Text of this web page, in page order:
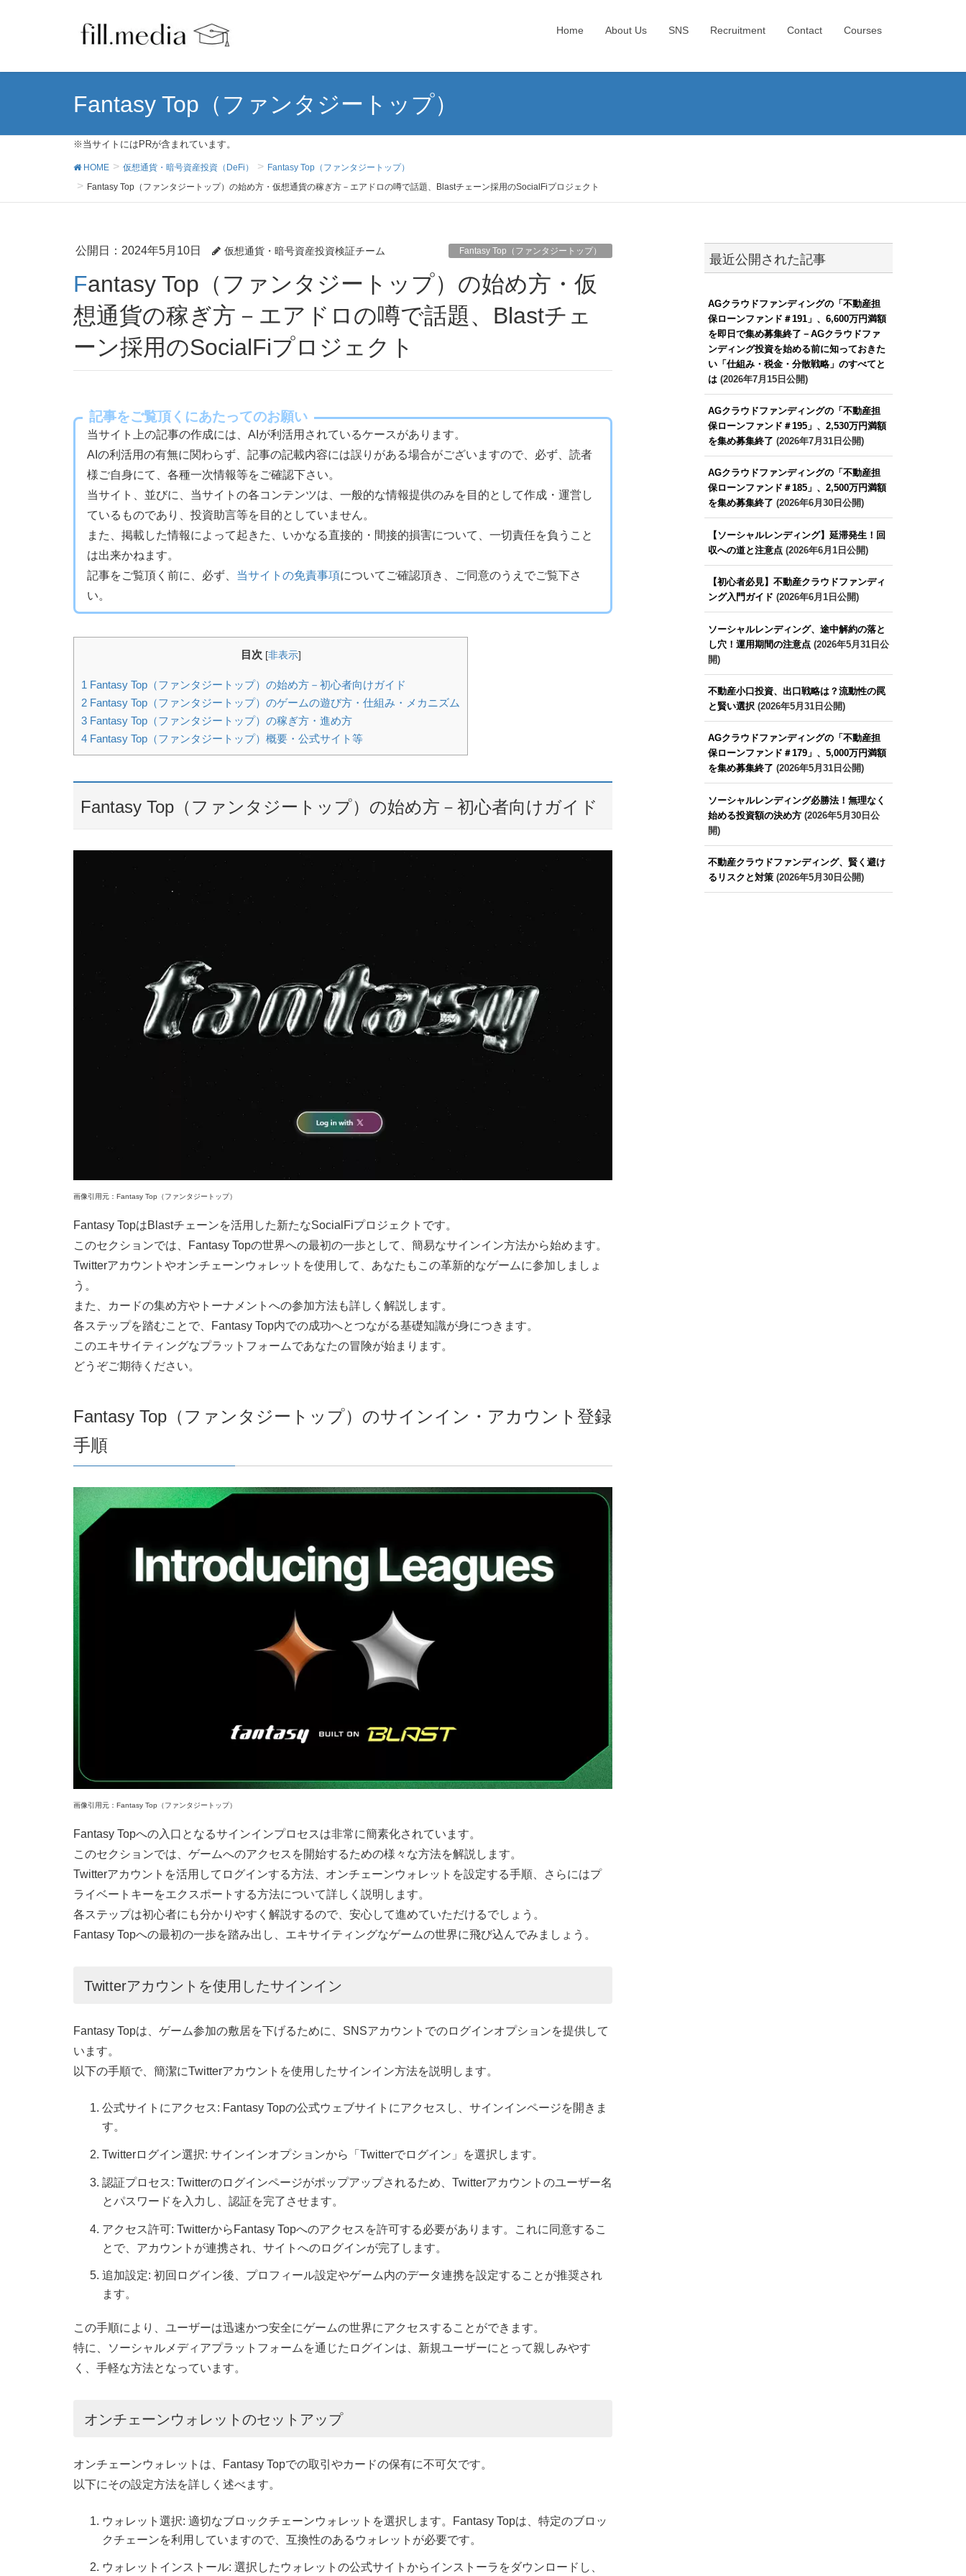
Home About Us SNS Recruitment Contact Courses
Fantasy Top（ファンタジートップ）
※当サイトにはPRが含まれています。
HOME 仮想通貨・暗号資産投資（DeFi）
Fantasy Top（ファンタジートップ）
Fantasy Top（ファンタジートップ）の始め方・仮想通貨の稼ぎ方－エアドロの噂で話題、Blastチェーン採用のSocialFiプロジェクト
公開日： 2024年5月10日 仮想通貨・暗号資産投資検証チーム Fantasy Top（ファンタジートップ）
Fantasy Top（ファンタジートップ）の始め方・仮
想通貨の稼ぎ方－エアドロの噂で話題、Blastチェ
ーン採用のSocialFiプロジェクト
記事をご覧頂くにあたってのお願い
当サイト上の記事の作成には、AIが利活用されているケースがあります。
AIの利活用の有無に関わらず、記事の記載内容には誤りがある場合がございますので、必ず、読者
様ご自身にて、各種一次情報等をご確認下さい。
当サイト、並びに、当サイトの各コンテンツは、一般的な情報提供のみを目的として作成・運営し
ているものであり、投資助言等を目的としていません。
また、掲載した情報によって起きた、いかなる直接的・間接的損害について、一切責任を負うこと
は出来かねます。
記事をご覧頂く前に、必ず、 当サイトの免責事項についてご確認頂き、ご同意のうえでご覧下さ
い。
目次 [非表示]
1 Fantasy Top（ファンタジートップ）の始め方－初心者向けガイド
2 Fantasy Top（ファンタジートップ）のゲームの遊び方・仕組み・メカニズム
3 Fantasy Top（ファンタジートップ）の稼ぎ方・進め方
4 Fantasy Top（ファンタジートップ）概要・公式サイト等
Fantasy Top（ファンタジートップ）の始め方－初心者向けガイド
画像引用元：Fantasy Top（ファンタジートップ）
Fantasy TopはBlastチェーンを活用した新たなSocialFiプロジェクトです。
このセクションでは、Fantasy Topの世界への最初の一歩として、簡易なサインイン方法から始めます。
Twitterアカウントやオンチェーンウォレットを使用して、あなたもこの革新的なゲームに参加しましょ
う。
また、カードの集め方やトーナメントへの参加方法も詳しく解説します。
各ステップを踏むことで、Fantasy Top内での成功へとつながる基礎知識が身につきます。
このエキサイティングなプラットフォームであなたの冒険が始まります。
どうぞご期待ください。
Fantasy Top（ファンタジートップ）のサインイン・アカウント登録
手順
画像引用元：Fantasy Top（ファンタジートップ）
Fantasy Topへの入口となるサインインプロセスは非常に簡素化されています。
このセクションでは、ゲームへのアクセスを開始するための様々な方法を解説します。
Twitterアカウントを活用してログインする方法、オンチェーンウォレットを設定する手順、さらにはプ
ライベートキーをエクスポートする方法について詳しく説明します。
各ステップは初心者にも分かりやすく解説するので、安心して進めていただけるでしょう。
Fantasy Topへの最初の一歩を踏み出し、エキサイティングなゲームの世界に飛び込んでみましょう。
Twitterアカウントを使用したサインイン
Fantasy Topは、ゲーム参加の敷居を下げるために、SNSアカウントでのログインオプションを提供して
います。
以下の手順で、簡潔にTwitterアカウントを使用したサインイン方法を説明します。
公式サイトにアクセス: Fantasy Topの公式ウェブサイトにアクセスし、サインインページを開きま
す。
Twitterログイン選択: サインインオプションから「Twitterでログイン」を選択します。
認証プロセス: Twitterのログインページがポップアップされるため、Twitterアカウントのユーザー名
とパスワードを入力し、認証を完了させます。
アクセス許可: TwitterからFantasy Topへのアクセスを許可する必要があります。これに同意するこ
とで、アカウントが連携され、サイトへのログインが完了します。
追加設定: 初回ログイン後、プロフィール設定やゲーム内のデータ連携を設定することが推奨され
ます。
この手順により、ユーザーは迅速かつ安全にゲームの世界にアクセスすることができます。
特に、ソーシャルメディアプラットフォームを通じたログインは、新規ユーザーにとって親しみやす
く、手軽な方法となっています。
オンチェーンウォレットのセットアップ
オンチェーンウォレットは、Fantasy Topでの取引やカードの保有に不可欠です。
以下にその設定方法を詳しく述べます。
ウォレット選択: 適切なブロックチェーンウォレットを選択します。Fantasy Topは、特定のブロッ
クチェーンを利用していますので、互換性のあるウォレットが必要です。
ウォレットインストール: 選択したウォレットの公式サイトからインストーラをダウンロードし、
最近公開された記事
AGクラウドファンディングの「不動産担
保ローンファンド＃191」、6,600万円満額
を即日で集め募集終了－AGクラウドファ
ンディング投資を始める前に知っておきた
い「仕組み・税金・分散戦略」のすべてと
は(2026年7月15日公開)
AGクラウドファンディングの「不動産担
保ローンファンド＃195」、2,530万円満額
を集め募集終了 (2026年7月31日公開)
AGクラウドファンディングの「不動産担
保ローンファンド＃185」、2,500万円満額
を集め募集終了 (2026年6月30日公開)
【ソーシャルレンディング】延滞発生！回
収への道と注意点(2026年6月1日公開)
【初心者必見】不動産クラウドファンディ
ング入門ガイド (2026年6月1日公開)
ソーシャルレンディング、途中解約の落と
し穴！運用期間の注意点(2026年5月31日公
開)
不動産小口投資、出口戦略は？流動性の罠
と賢い選択(2026年5月31日公開)
AGクラウドファンディングの「不動産担
保ローンファンド＃179」、5,000万円満額
を集め募集終了 (2026年5月31日公開)
ソーシャルレンディング必勝法！無理なく
始める投資額の決め方(2026年5月30日公
開)
不動産クラウドファンディング、賢く避け
るリスクと対策(2026年5月30日公開)